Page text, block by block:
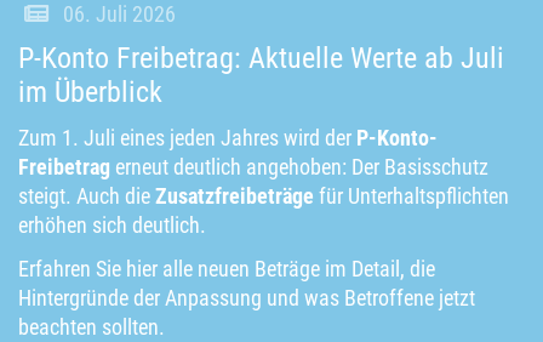
06. Juli 2026
P-Konto Freibetrag: Aktuelle Werte ab Juli
im Überblick
Zum 1. Juli eines jeden Jahres wird der P-Konto-
Freibetrag erneut deutlich angehoben: Der Basisschutz
steigt. Auch dieZusatzfreibeträge für Unterhaltspflichten
erhöhen sich deutlich.
Erfahren Sie hier alle neuen Beträge im Detail, die
Hintergründe der Anpassung und was Betroffene jetzt
beachten sollten.